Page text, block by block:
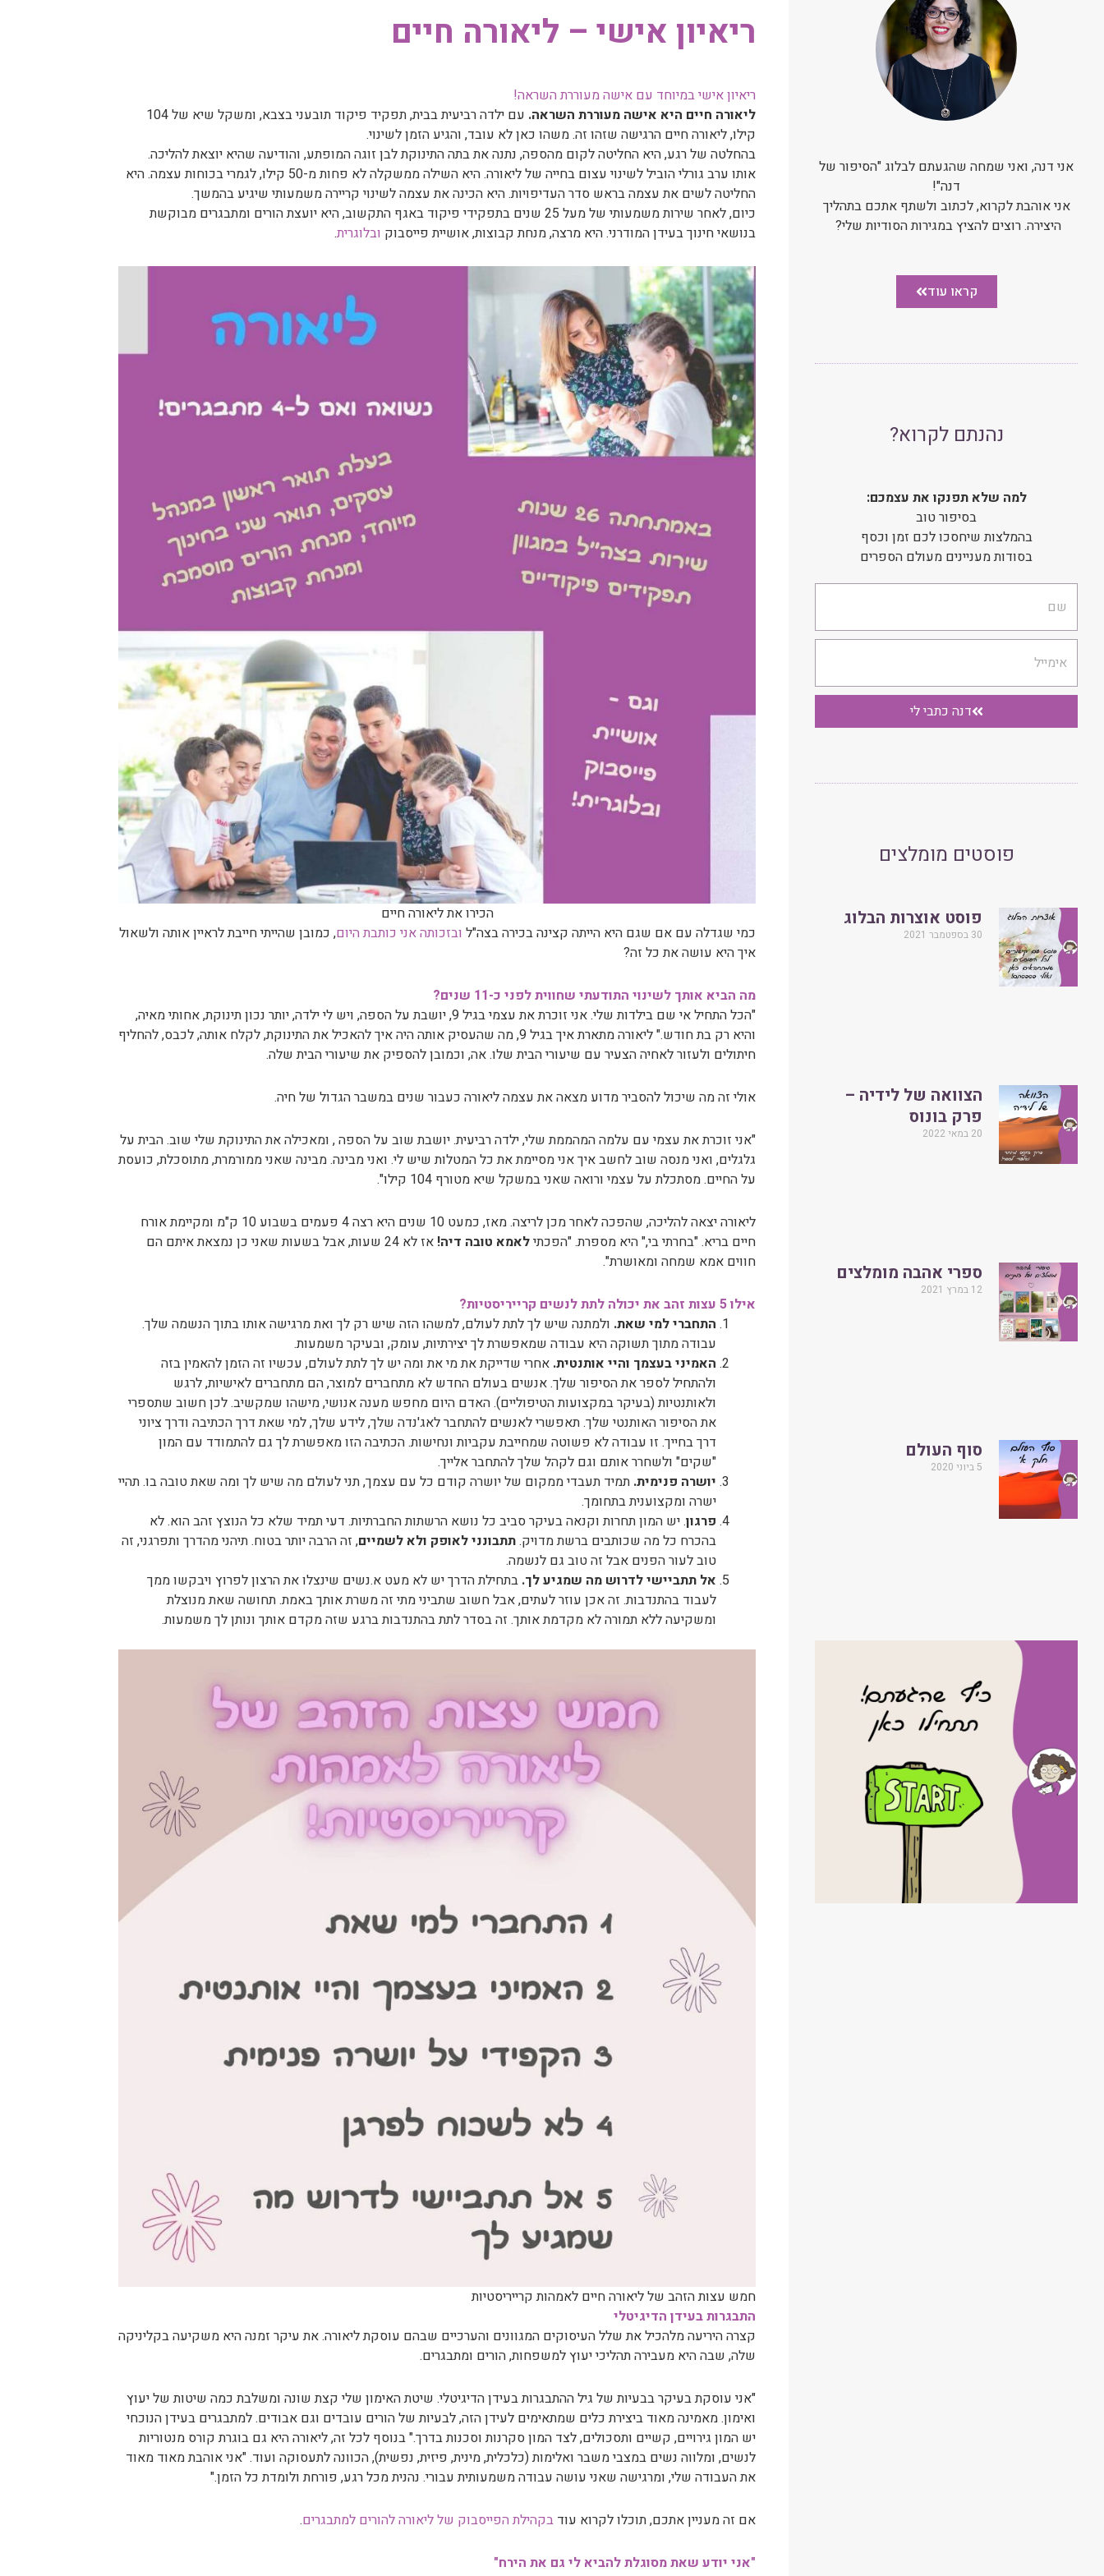
אני דנה, ואני שמחה שהגעתם לבלוג "הסיפור של
דנה"!
אני אוהבת לקרוא, לכתוב ולשתף אתכם בתהליך
היצירה. רוצים להציץ במגירות הסודיות שלי?
קראו עוד
נהנתם לקרוא?
למה שלא תפנקו את עצמכם:
בסיפור טוב
בהמלצות שיחסכו לכם זמן וכסף
בסודות מעניינים מעולם הספרים
דנה כתבי לי
פוסטים מומלצים
פוסט אוצרות הבלוג
30 בספטמבר 2021
הצוואה של לידיה –
פרק בונוס
20 במאי 2022
ספרי אהבה מומלצים
12 במרץ 2021
סוף העולם
5 ביוני 2020
ריאיון אישי – ליאורה חיים
ריאיון אישי במיוחד עם אישה מעוררת השראה!
ליאורה חיים היא אישה מעוררת השראה.
עם ילדה רביעית בבית, תפקיד פיקוד תובעני בצבא, ומשקל שיא של 104
קילו, ליאורה חיים הרגישה שזהו זה. משהו כאן לא עובד, והגיע הזמן לשינוי.
בהחלטה של רגע, היא החליטה לקום מהספה, נתנה את בתה התינוקת לבן זוגה המופתע, והודיעה שהיא יוצאת להליכה.
אותו ערב גורלי הוביל לשינוי עצום בחייה של ליאורה. היא השילה ממשקלה לא פחות מ-50 קילו, לגמרי בכוחות עצמה. היא
החליטה לשים את עצמה בראש סדר העדיפויות. היא הכינה את עצמה לשינוי קריירה משמעותי שיגיע בהמשך.
כיום, לאחר שירות משמעותי של מעל 25 שנים בתפקידי פיקוד באגף התקשוב, היא יועצת הורים ומתבגרים מבוקשת
בנושאי חינוך בעידן המודרני. היא מרצה, מנחת קבוצות, אושיית פייסבוק ובלוגרית.
הכירו את ליאורה חיים
כמי שגדלה עם אם שגם היא הייתה קצינה בכירה בצה"ל ובזכותה אני כותבת היום, כמובן שהייתי חייבת לראיין אותה ולשאול
איך היא עושה את כל זה?
מה הביא אותך לשינוי התודעתי שחווית לפני כ-11 שנים?
"הכל התחיל אי שם בילדות שלי. אני זוכרת את עצמי בגיל 9, יושבת על הספה, ויש לי ילדה, יותר נכון תינוקת, אחותי מאיה,
והיא רק בת חודש." ליאורה מתארת איך בגיל 9, מה שהעסיק אותה היה איך להאכיל את התינוקת, לקלח אותה, לכבס, להחליף
חיתולים ולעזור לאחיה הצעיר עם שיעורי הבית שלו. אה, וכמובן להספיק את שיעורי הבית שלה.
אולי זה מה שיכול להסביר מדוע מצאה את עצמה ליאורה כעבור שנים במשבר הגדול של חיה.
"אני זוכרת את עצמי עם עלמה המהממת שלי, ילדה רביעית. יושבת שוב על הספה , ומאכילה את התינוקת שלי שוב. הבית על
גלגלים, ואני מנסה שוב לחשב איך אני מסיימת את כל המטלות שיש לי. ואני מבינה. מבינה שאני ממורמרת, מתוסכלת, כועסת
על החיים. מסתכלת על עצמי ורואה שאני במשקל שיא מטורף 104 קילו".
ליאורה יצאה להליכה, שהפכה לאחר מכן לריצה. מאז, כמעט 10 שנים היא רצה 4 פעמים בשבוע 10 ק"מ ומקיימת אורח
חיים בריא. "בחרתי בי," היא מספרת. "הפכתילאמא טובה דיה!
אז לא 24 שעות, אבל בשעות שאני כן נמצאת איתם הם
חווים אמא שמחה ומאושרת".
אילו 5 עצות זהב את יכולה לתת לנשים קרייריסטיות?
התחברי למי שאת. ולמתנה שיש לך לתת לעולם, למשהו הזה שיש רק לך ואת מרגישה אותו בתוך הנשמה שלך.
עבודה מתוך תשוקה היא עבודה שמאפשרת לך יצירתיות, עומק, ובעיקר משמעות.
האמיני בעצמך והיי אותנטית. אחרי שדייקת את מי את ומה יש לך לתת לעולם, עכשיו זה הזמן להאמין בזה
ולהתחיל לספר את הסיפור שלך. אנשים בעולם החדש לא מתחברים למוצר, הם מתחברים לאישיות, לרגש
ולאותנטיות (בעיקר במקצועות הטיפוליים). האדם היום מחפש מענה אנושי, מישהו שמקשיב. לכן חשוב שתספרי
את הסיפור האותנטי שלך. תאפשרי לאנשים להתחבר לאג'נדה שלך, לידע שלך, למי שאת דרך הכתיבה ודרך ציוני
דרך בחייך. זו עבודה לא פשוטה שמחייבת עקביות ונחישות. הכתיבה הזו מאפשרת לך גם להתמודד עם המון
"שקים" ולשחרר אותם וגם לקהל שלך להתחבר אלייך.
יושרה פנימית. תמיד תעבדי ממקום של יושרה קודם כל עם עצמך, תני לעולם מה שיש לך ומה שאת טובה בו. תהיי
ישרה ומקצוענית בתחומך.
פרגון. יש המון תחרות וקנאה בעיקר סביב כל נושא הרשתות החברתיות. דעי תמיד שלא כל הנוצץ זהב הוא. לא
בהכרח כל מה שכותבים ברשת מדויק.תתבונני לאופק ולא לשמיים, זה הרבה יותר בטוח. תיהני מהדרך ותפרגני, זה
טוב לעור הפנים אבל זה טוב גם לנשמה.
אל תתביישי לדרוש מה שמגיע לך. בתחילת הדרך יש לא מעט א.נשים שינצלו את הרצון לפרוץ ויבקשו ממך
לעבוד בהתנדבות. זה אכן עוזר לעתים, אבל חשוב שתביני מתי זה משרת אותך באמת. תחושה שאת מנוצלת
ומשקיעה ללא תמורה לא מקדמת אותך. זה בסדר לתת בהתנדבות ברגע שזה מקדם אותך ונותן לך משמעות.
חמש עצות הזהב של ליאורה חיים לאמהות קרייריסטיות
התבגרות בעידן הדיגיטלי
קצרה היריעה מלהכיל את שלל העיסוקים המגוונים והערכיים שבהם עוסקת ליאורה. את עיקר זמנה היא משקיעה בקליניקה
שלה, שבה היא מעבירה תהליכי יעוץ למשפחות, הורים ומתבגרים.
"אני עוסקת בעיקר בבעיות של גיל ההתבגרות בעידן הדיגיטלי. שיטת האימון שלי קצת שונה ומשלבת כמה שיטות של יעוץ
ואימון. מאמינה מאוד ביצירת כלים שמתאימים לעידן הזה, לבעיות של הורים עובדים וגם אבודים. למתבגרים בעידן הנוכחי
יש המון גירויים, קשיים ותסכולים, לצד המון סקרנות וסכנות בדרך." בנוסף לכל זה, ליאורה היא גם בוגרת קורס מנטוריות
לנשים, ומלווה נשים במצבי משבר ואלימות (כלכלית, מינית, פיזית, נפשית), הכוונה לתעסוקה ועוד. "אני אוהבת מאוד מאוד
את העבודה שלי, ומרגישה שאני עושה עבודה משמעותית עבורי. נהנית מכל רגע, פורחת ולומדת כל הזמן."
אם זה מעניין אתכם, תוכלו לקרוא עוד בקהילת הפייסבוק של ליאורה להורים למתבגרים.
"אני יודע שאת מסוגלת להביא לי גם את הירח"